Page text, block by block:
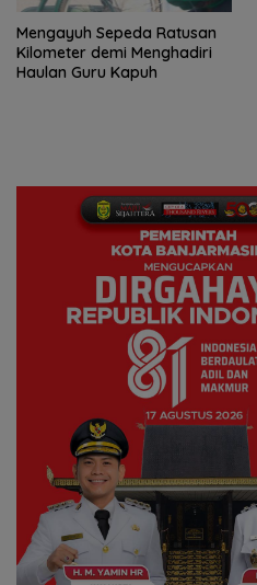
Mengayuh Sepeda Ratusan
Kilometer demi Menghadiri
Haulan Guru Kapuh